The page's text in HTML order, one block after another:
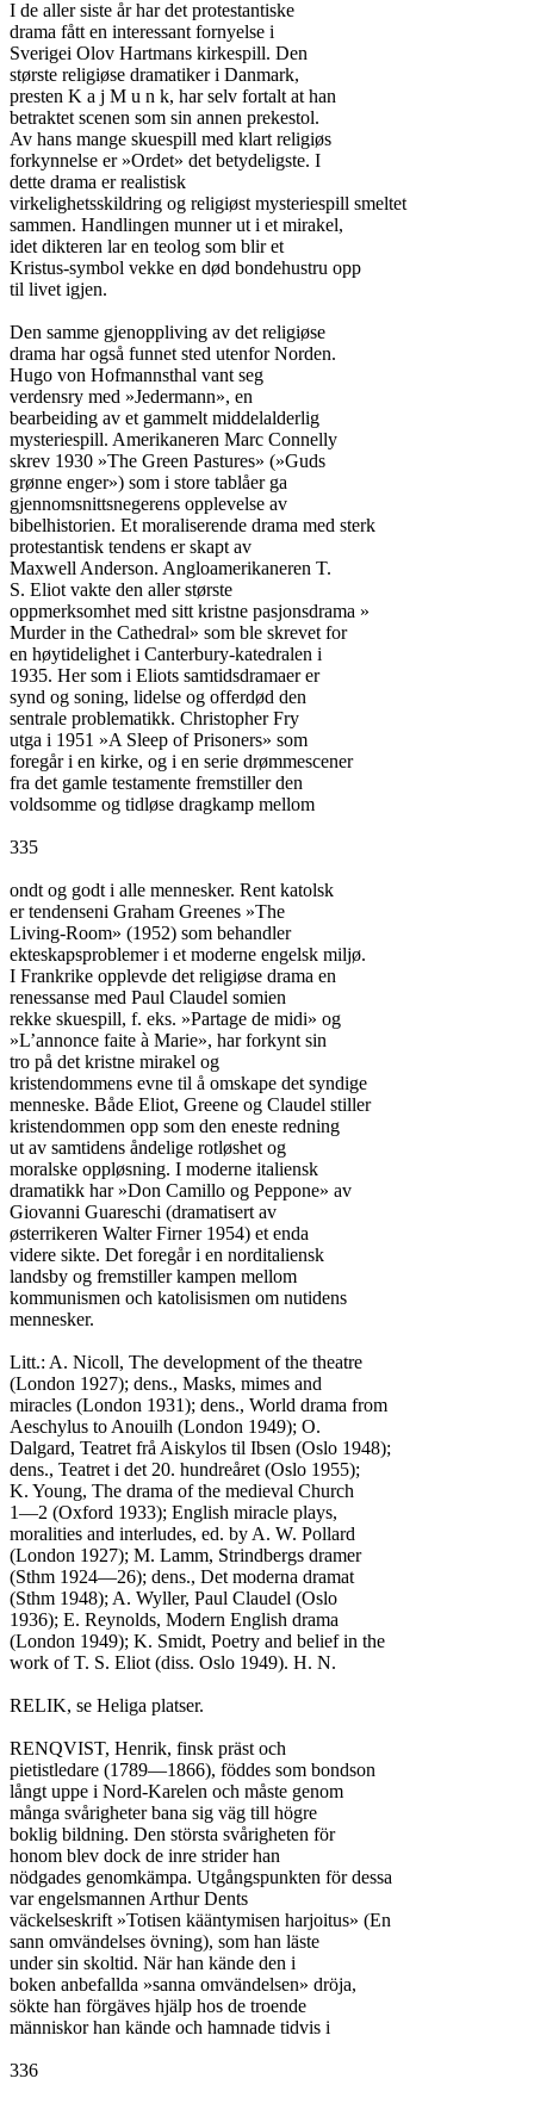
I de aller siste år har det protestantiske
drama fått en interessant fornyelse i
Sverigei Olov Hartmans kirkespill. Den
største religiøse dramatiker i Danmark,
presten K a j M u n k, har selv fortalt at han
betraktet scenen som sin annen prekestol.
Av hans mange skuespill med klart religiøs
forkynnelse er »Ordet» det betydeligste. I
dette drama er realistisk
virkelighetsskildring og religiøst mysteriespill smeltet
sammen. Handlingen munner ut i et mirakel,
idet dikteren lar en teolog som blir et
Kristus-symbol vekke en død bondehustru opp
til livet igjen.
Den samme gjenoppliving av det religiøse
drama har også funnet sted utenfor Norden.
Hugo von Hofmannsthal vant seg
verdensry med »Jedermann», en
bearbeiding av et gammelt middelalderlig
mysteriespill. Amerikaneren Marc Connelly
skrev 1930 »The Green Pastures» (»Guds
grønne enger») som i store tablåer ga
gjennomsnittsnegerens opplevelse av
bibelhistorien. Et moraliserende drama med sterk
protestantisk tendens er skapt av
Maxwell Anderson. Angloamerikaneren T.
S. Eliot vakte den aller største
oppmerksomhet med sitt kristne pasjonsdrama »
Murder in the Cathedral» som ble skrevet for
en høytidelighet i Canterbury-katedralen i
1935. Her som i Eliots samtidsdramaer er
synd og soning, lidelse og offerdød den
sentrale problematikk. Christopher Fry
utga i 1951 »A Sleep of Prisoners» som
foregår i en kirke, og i en serie drømmescener
fra det gamle testamente fremstiller den
voldsomme og tidløse dragkamp mellom
335
ondt og godt i alle mennesker. Rent katolsk
er tendenseni Graham Greenes »The
Living-Room» (1952) som behandler
ekteskapsproblemer i et moderne engelsk miljø.
I Frankrike opplevde det religiøse drama en
renessanse med Paul Claudel somien
rekke skuespill, f. eks. »Partage de midi» og
»L’annonce faite à Marie», har forkynt sin
tro på det kristne mirakel og
kristendommens evne til å omskape det syndige
menneske. Både Eliot, Greene og Claudel stiller
kristendommen opp som den eneste redning
ut av samtidens åndelige rotløshet og
moralske oppløsning. I moderne italiensk
dramatikk har »Don Camillo og Peppone» av
Giovanni Guareschi (dramatisert av
østerrikeren Walter Firner 1954) et enda
videre sikte. Det foregår i en norditaliensk
landsby og fremstiller kampen mellom
kommunismen och katolisismen om nutidens
mennesker.
Litt.: A. Nicoll, The development of the theatre
(London 1927); dens., Masks, mimes and
miracles (London 1931); dens., World drama from
Aeschylus to Anouilh (London 1949); O.
Dalgard, Teatret frå Aiskylos til Ibsen (Oslo 1948);
dens., Teatret i det 20. hundreåret (Oslo 1955);
K. Young, The drama of the medieval Church
1—2 (Oxford 1933); English miracle plays,
moralities and interludes, ed. by A. W. Pollard
(London 1927); M. Lamm, Strindbergs dramer
(Sthm 1924—26); dens., Det moderna dramat
(Sthm 1948); A. Wyller, Paul Claudel (Oslo
1936); E. Reynolds, Modern English drama
(London 1949); K. Smidt, Poetry and belief in the
work of T. S. Eliot (diss. Oslo 1949). H. N.
RELIK, se Heliga platser.
RENQVIST, Henrik, finsk präst och
pietistledare (1789—1866), föddes som bondson
långt uppe i Nord-Karelen och måste genom
många svårigheter bana sig väg till högre
boklig bildning. Den största svårigheten för
honom blev dock de inre strider han
nödgades genomkämpa. Utgångspunkten för dessa
var engelsmannen Arthur Dents
väckelseskrift »Totisen kääntymisen harjoitus» (En
sann omvändelses övning), som han läste
under sin skoltid. När han kände den i
boken anbefallda »sanna omvändelsen» dröja,
sökte han förgäves hjälp hos de troende
människor han kände och hamnade tidvis i
336